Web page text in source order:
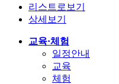
리스트로보기
상세보기
교육·체험
일정안내
교육
체험